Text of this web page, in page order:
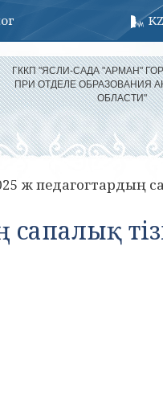
KZ
ГККП "ЯСЛИ-САДА "АРМАН"
ПРИ ОТДЕЛЕ ОБРАЗОВАНИЯ
ОБЛАСТИ"
ж педагогтардың